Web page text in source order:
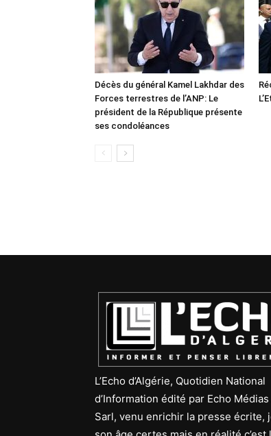
Décès du général Kamel Lakhdar des
Forces terrestres de l’ANP: Le
président de la République présente
ses condoléances
L’Echo d’Algérie, Quotidien National
d’Information édité par Echo
Sarl, venu enrichir la presse écrite,